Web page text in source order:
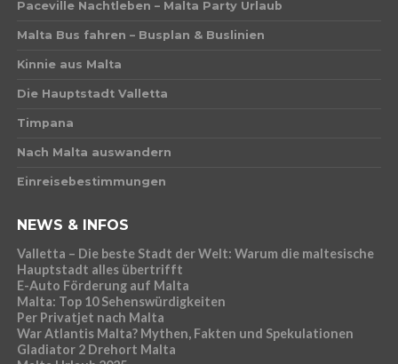
Paceville Nachtleben – Malta Party Urlaub
Malta Bus fahren – Busplan & Buslinien
Kinnie aus Malta
Die Hauptstadt Valletta
Timpana
Nach Malta auswandern
Einreisebestimmungen
NEWS & INFOS
Valletta – Die beste Stadt der Welt: Warum die maltesische
Hauptstadt alles übertrifft
E-Auto Förderung auf Malta
Malta: Top 10 Sehenswürdigkeiten
Per Privatjet nach Malta
War Atlantis Malta? Mythen, Fakten und Spekulationen
Gladiator 2 Drehort Malta